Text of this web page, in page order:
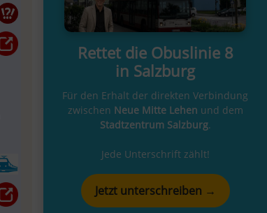
Rettet die Obuslinie 8
in Salzburg
Für den Erhalt der direkten Verbindung
zwischen Neue Mitte Lehen und dem
Stadtzentrum Salzburg.
Jede Unterschrift zählt!
Jetzt unterschreiben →